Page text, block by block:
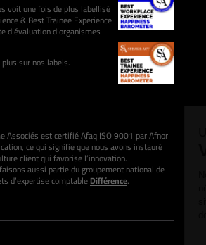
voit une fois de plus labellisé
& Best Trainee Experience
d’évaluation d’organismes
sur nos labels.
Associés est certifié Afaq ISO 9001 par Afnor
ce qui signifie que nous avons instauré
client qui favorise l’innovation.
aussi partie du groupement national de
d’expertise comptableDifférence.